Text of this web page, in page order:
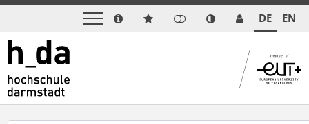
DE EN